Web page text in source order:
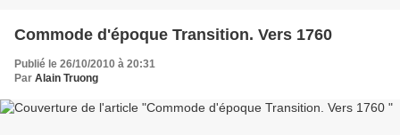
Commode d'époque Transition. Vers 1760
Publié le 26/10/2010 à 20:31
Par Alain Truong